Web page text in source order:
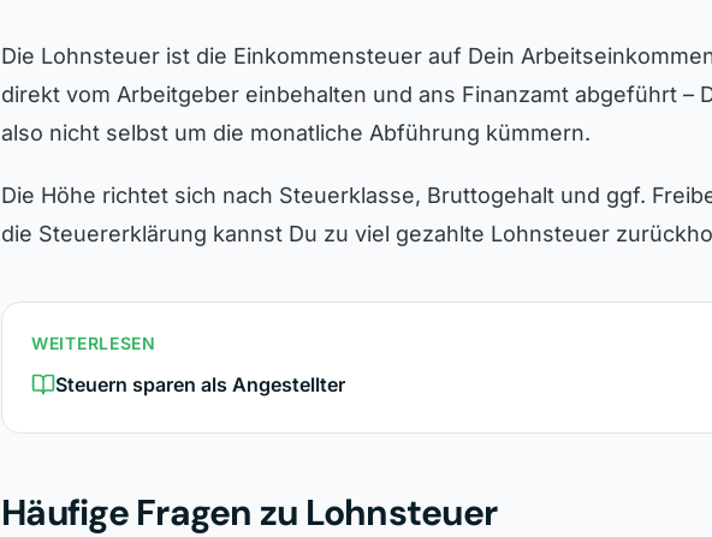
Die Lohnsteuer ist die Einkommensteuer auf Dein
direkt vom Arbeitgeber einbehalten und ans Finanzamt abgeführt –
also nicht selbst um die monatliche Abführung kümmern.
Die Höhe richtet sich nach Steuerklasse, Bruttogehalt und ggf.
die Steuererklärung kannst Du zu viel gezahlte Lohnsteuer
WEITERLESEN
Steuern sparen als Angestellter
Häufige Fragen zu Lohnsteuer